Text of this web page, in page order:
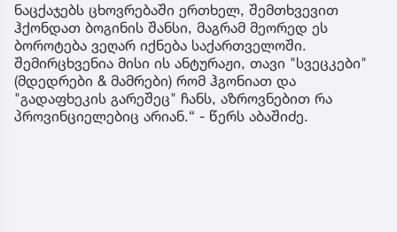
ნაცქაჯებს ცხოვრებაში ერთხელ, შემთხვევით
ჰქონდათ ბოგინის შანსი, მაგრამ მეორედ ეს
ბოროტება ვეღარ იქნება საქართველოში.
შემირცხვენია მისი ის ანტურაჟი, თავი "სვეცკები"
(მდედრები & მამრები) რომ ჰგონიათ და
"გადაფხეკის გარეშეც" ჩანს, აზროვნებით რა
პროვინციელებიც არიან.“ - წერს აბაშიძე.